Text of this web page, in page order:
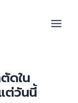
ดใน
ต่วันนี้